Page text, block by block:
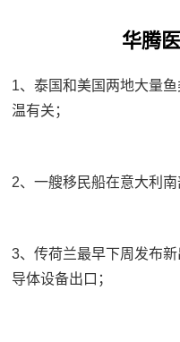
华腾
1、泰国和美国两地大量
温有关；
2、一艘移民船在意大利
3、传荷兰最早下周发布
导体设备出口；